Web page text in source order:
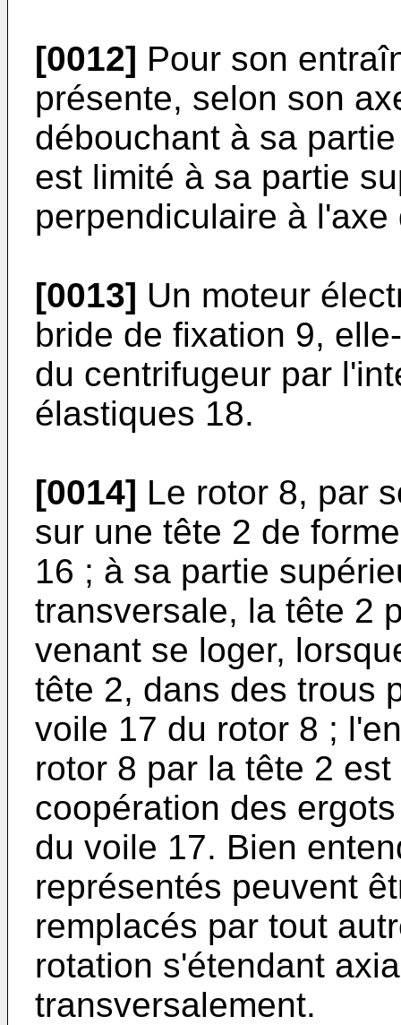
[0012] Pour son
présente, selon son
débouchant à sa
est limité à sa partie
perpendiculaire à l'axe
[0013] Un moteur
bride de fixation 9,
du centrifugeur par
élastiques 18.
[0014] Le rotor 8, par
sur une tête 2 de
16 ; à sa partie
transversale, la tête 2
venant se loger,
tête 2, dans des trous
voile 17 du rotor 8 ;
rotor 8 par la tête 2
coopération des
du voile 17. Bien
représentés peuvent
remplacés par tout
rotation s'étendant
transversalement.